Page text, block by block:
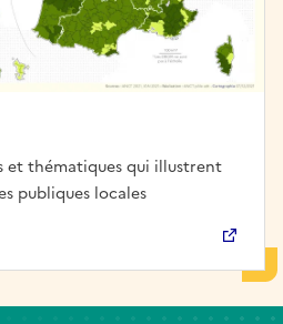
et thématiques qui illustrent
publiques locales